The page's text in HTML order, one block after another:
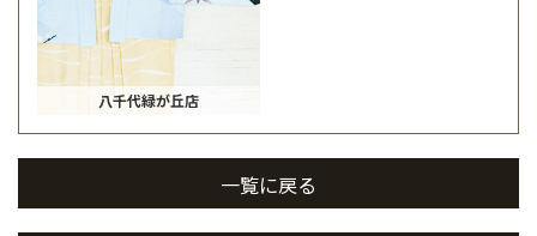
八千代緑が丘店
一覧に戻る